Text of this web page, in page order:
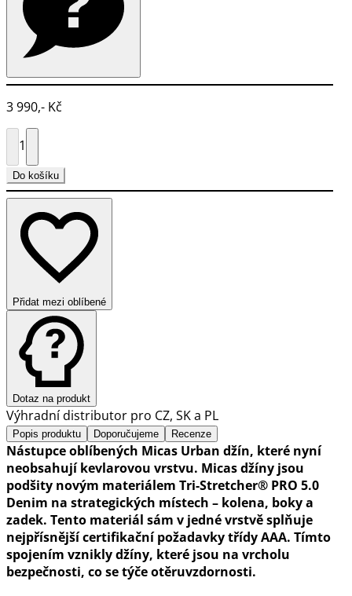
3 990,- Kč
1
Do košíku
Přidat mezi oblíbené
Dotaz na produkt
Výhradní distributor pro CZ, SK a PL
Popis produktu Doporučujeme Recenze
Nástupce oblíbených Micas Urban džín, které nyní
neobsahují kevlarovou vrstvu. Micas džíny jsou
podšity novým materiálem Tri-Stretcher® PRO 5.0
Denim na strategických místech – kolena, boky a
zadek. Tento materiál sám v jedné vrstvě splňuje
nejpřísnější certifikační požadavky třídy AAA. Tímto
spojením vznikly džíny, které jsou na vrcholu
bezpečnosti, co se týče otěruvzdornosti.